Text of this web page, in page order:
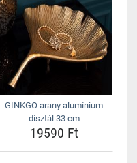
GINKGO arany alumínium
dísztál 33 cm
19590 Ft